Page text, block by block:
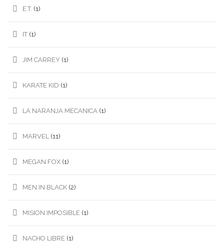
E.T. (1)
IT (1)
JIM CARREY (1)
KARATE KID (1)
LA NARANJA MECANICA (1)
MARVEL (11)
MEGAN FOX (1)
MEN IN BLACK (2)
MISION IMPOSIBLE (1)
NACHO LIBRE (1)